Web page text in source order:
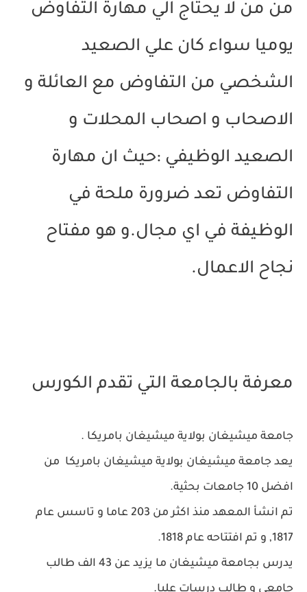
من من لا يحتاج الي مهارة التفاوض
يوميا سواء كان علي الصعيد
الشخصي من التفاوض مع العائلة و
الاصحاب و اصحاب المحلات و
الصعيد الوظيفي :حيث ان مهارة
التفاوض تعد ضرورة ملحة في
الوظيفة في اي مجال.و هو مفتاح
نجاح الاعمال.
معرفة بالجامعة التي تقدم الكورس
جامعة ميشيغان بولاية ميشيغان بامريكا .
يعد جامعة ميشيغان بولاية ميشيغان بامريكا من
افضل 10 جامعات بحثية.
تم انشأ المعهد منذ اكثر من 203 عاما و تاسس عام
1817, و تم افتتاحه عام 1818.
يدرس بجامعة ميشيغان ما يزيد عن 43 الف طالب
جامعي و طالب درسات عليا.